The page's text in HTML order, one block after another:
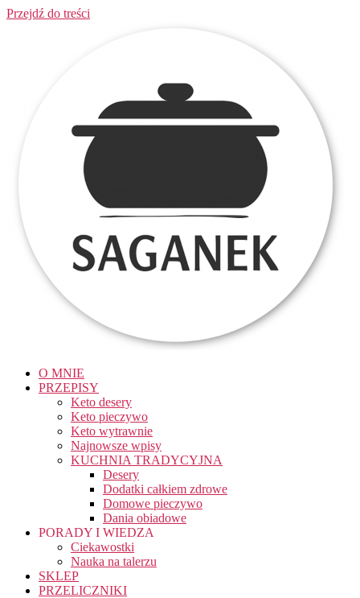
Przejdź do treści
O MNIE
PRZEPISY
Keto desery
Keto pieczywo
Keto wytrawnie
Najnowsze wpisy
KUCHNIA TRADYCYJNA
Desery
Dodatki całkiem zdrowe
Domowe pieczywo
Dania obiadowe
PORADY I WIEDZA
Ciekawostki
Nauka na talerzu
SKLEP
PRZELICZNIKI